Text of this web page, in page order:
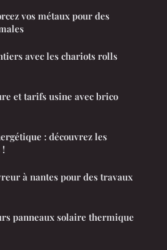
vos métaux pour des
avec les chariots rolls
et tarifs usine avec brico
: découvrez les
!
à nantes pour des travaux
panneaux solaire thermique